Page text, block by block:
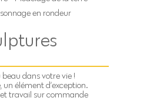
dans votre vie !
un élément d’exception.
et travail sur commande